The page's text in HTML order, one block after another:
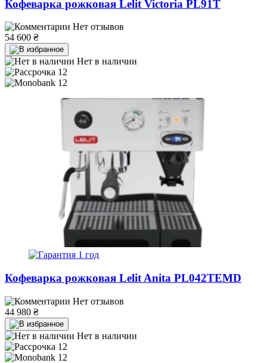
Кофеварка рожковая Lelit Victoria PL91T
Нет отзывов
54 600 ₴
Нет в наличии
12
12
1 год
Кофеварка рожковая Lelit Anita PL042TEMD
Нет отзывов
44 980 ₴
Нет в наличии
12
12